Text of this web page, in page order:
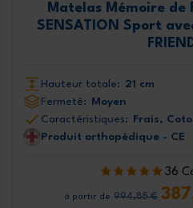
Matelas Mémoire de
SENSATION Sport
Hauteur totale: 21 cm
Fermeté: Moyen
Caractéristiques: Frais,
Produit orthopédique - CE
36
à partir de 994,85 €